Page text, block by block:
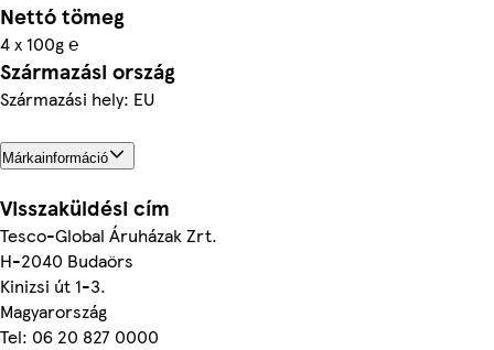
Nettó tömeg
4 x 100g ℮
Származási ország
Származási hely: EU
Márkainformáció
Visszaküldési cím
Tesco-Global Áruházak Zrt.
H-2040 Budaörs
Kinizsi út 1-3.
Magyarország
Tel: 06 20 827 0000